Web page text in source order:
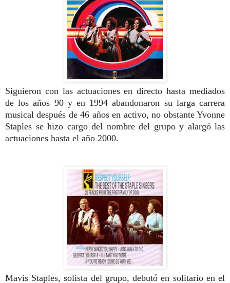
Siguieron con las actuaciones en directo hasta mediados
de los años 90 y en 1994 abandonaron su larga carrera
musical después de 46 años en activo, no obstante Yvonne
Staples se hizo cargo del nombre del grupo y alargó las
actuaciones hasta el año 2000.
Mavis Staples, solista del grupo, debutó en solitario en el